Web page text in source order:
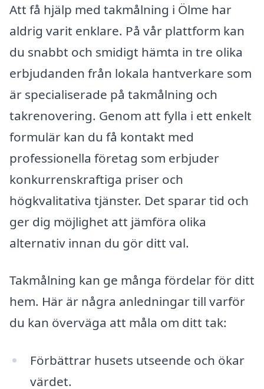
Att få hjälp med takmålning i Ölme har
aldrig varit enklare. På vår plattform kan
du snabbt och smidigt hämta in tre olika
erbjudanden från lokala hantverkare som
är specialiserade på takmålning och
takrenovering. Genom att fylla i ett enkelt
formulär kan du få kontakt med
professionella företag som erbjuder
konkurrenskraftiga priser och
högkvalitativa tjänster. Det sparar tid och
ger dig möjlighet att jämföra olika
alternativ innan du gör ditt val.
Takmålning kan ge många fördelar för ditt
hem. Här är några anledningar till varför
du kan överväga att måla om ditt tak:
Förbättrar husets utseende och ökar
värdet.